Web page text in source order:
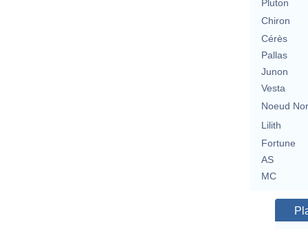
Pluton
Chiron
Cérès
Pallas
Junon
Vesta
Noeud
Lilith
Fortune
AS
MC